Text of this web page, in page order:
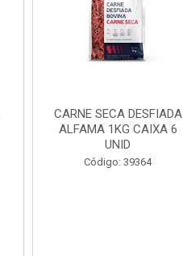
CARNE SECA DESFIADA
ALFAMA 1KG CAIXA 6
UNID
Código: 39364